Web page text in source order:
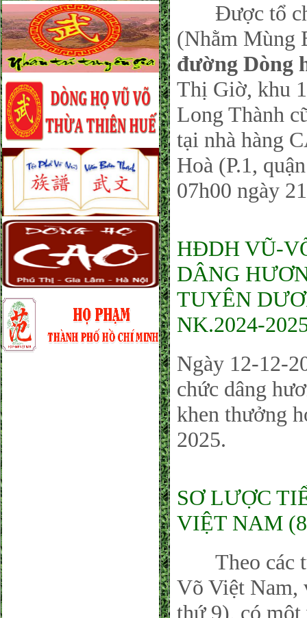
Được tổ
(Nhằm Mùng
đường Dòng
Thị Giờ, khu
Long Thành
tại nhà hàng
Hoà (P.1,
07h00 ngày
HĐDH VŨ-
DÂNG
TUYÊN
NK.2024-
Ngày 12-12-
chức dâng
khen thưởng
2025.
SƠ LƯỢC
VIỆT NAM
Theo các
Võ Việt Nam,
thứ 9), có